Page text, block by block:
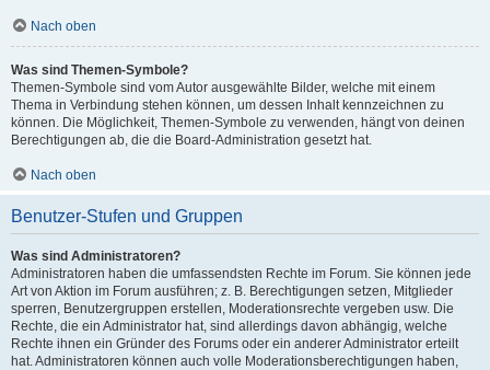
Nach oben
Was sind Themen-Symbole?
Themen-Symbole sind vom Autor ausgewählte Bilder, welche mit einem
Thema in Verbindung stehen können, um dessen Inhalt kennzeichnen zu
können. Die Möglichkeit, Themen-Symbole zu verwenden, hängt von deinen
Berechtigungen ab, die die Board-Administration gesetzt hat.
Nach oben
Benutzer-Stufen und Gruppen
Was sind Administratoren?
Administratoren haben die umfassendsten Rechte im Forum. Sie können jede
Art von Aktion im Forum ausführen; z. B. Berechtigungen setzen, Mitglieder
sperren, Benutzergruppen erstellen, Moderationsrechte vergeben usw. Die
Rechte, die ein Administrator hat, sind allerdings davon abhängig, welche
Rechte ihnen ein Gründer des Forums oder ein anderer Administrator erteilt
hat. Administratoren können auch volle Moderationsberechtigungen haben,